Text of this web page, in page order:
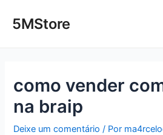
para5MStore
como vender
na braip
Deixe um comentário / Por
navigation